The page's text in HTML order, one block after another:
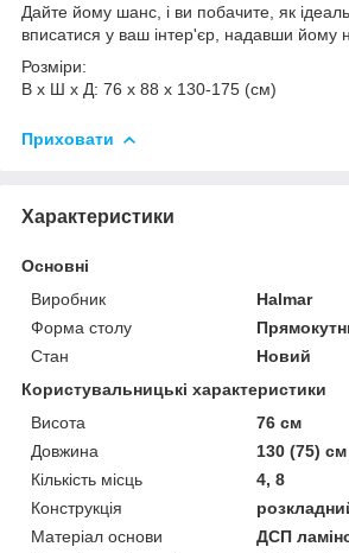
Дайте йому шанс, і ви побачите, як
вписатися у ваш інтер'єр, надавши йому
Розміри:
В х Ш х Д: 76 х 88 х 130-175 (см)
Приховати
Характеристики
Основні
Виробник
Halmar
Форма столу
Стан
Новий
Користувальницькі характеристики
Висота
76 см
Довжина
130 (75) см
Кількість місць
4, 8
Конструкція
Матеріал основи
ДСП